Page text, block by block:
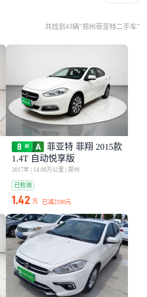
共找到43辆“郑州菲亚特二手车”
菲亚特 菲翔 2015款
1.4T 自动悦享版
2017年 14.09万公里 郑州
已检测
1.42 万 已减2100元